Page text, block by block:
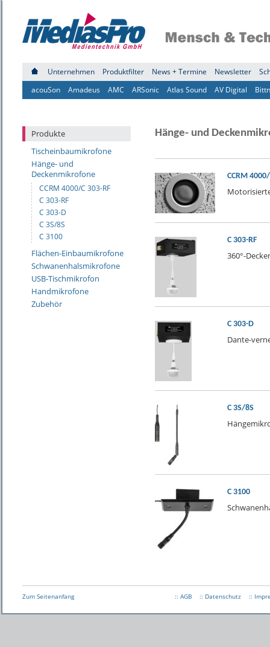
Unternehmen Produktfilter News + Termine Newsletter
acouSon
Amadeus AMC ARSonic Atlas Sound AV Digital
Produkte
Tischeinbaumikrofone
Hänge- und
Deckenmikrofone
CCRM 4000/C 303-RF
C 303-RF
C 303-D
C 3S/8S
C 3100
Flächen-Einbaumikrofone
Schwanenhalsmikrofone
USB-Tischmikrofon
Handmikrofone
Zubehör
Hänge- und
CCRM
C 303-RF
360°-
C 303-D
Dante-
C 3S/8S
C 3100
Zum Seitenanfang :: AGB :: Datenschutz ::